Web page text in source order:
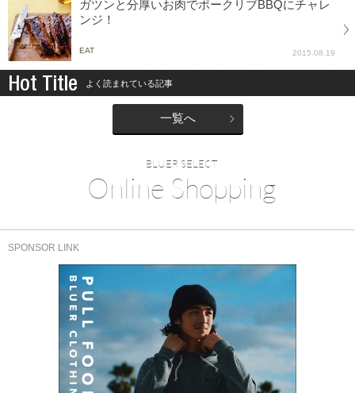
ガツンと分厚いお肉でポークリブBBQにチャレ
ンジ！
EAT 2015.08.19
Hot Title よく読まれている記事
一覧へ
BLUER SELECT
Online Shopping
SPONSOR LINK